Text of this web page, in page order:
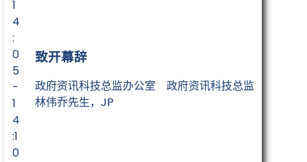
1
4
:
0
5
-
1
4
:1
0
致开幕辞
政府资讯科技总监办公室 政府资讯科技总监
林伟乔先生，JP